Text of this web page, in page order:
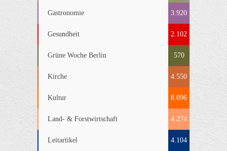
Gastronomie 3.920
Gesundheit 2.102
Grüne Woche Berlin 570
Kirche 4.550
Kultur 8.096
Land- & Forstwirtschaft 4.274
Leitartikel 4.104